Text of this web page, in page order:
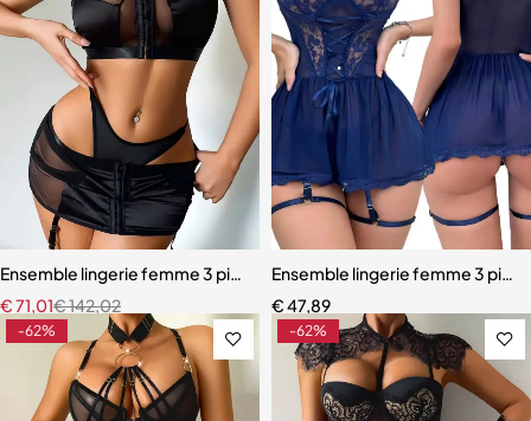
Ensemble lingerie femme 3 pièces – Satin noir avec corset à lacets
€142,02
€71,01
Ensemble lingerie femme 3
€47,89
-62% -62%